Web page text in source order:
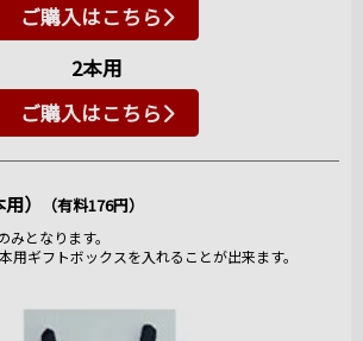
ご購入はこちら
2本用
ご購入はこちら
） （有料176円）
となります。
用ギフトボックスを入れることが出来ます。